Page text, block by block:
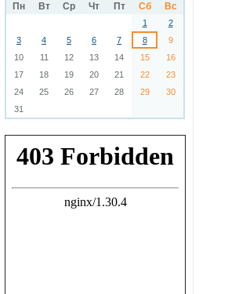
Пн Вт Ср Чт Пт Сб Вс
1
2
3
4 5 6 7 8
9
10
11 12 13 14 15
16
17
18 19 20 21 22
23
24
25 26 27 28 29
30
31